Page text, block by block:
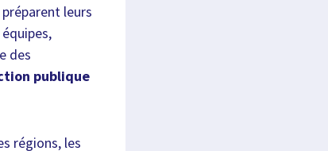
leurs
des
publique
régions, les